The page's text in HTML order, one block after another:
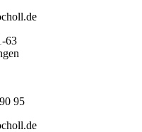
63
95